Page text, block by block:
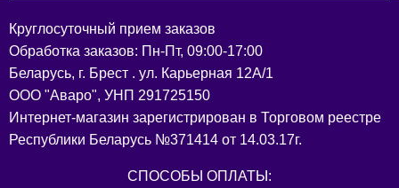
Круглосуточный прием заказов
Обработка заказов: Пн-Пт, 09:00-17:00
Беларусь, г. Брест . ул. Карьерная 12А/1
ООО "Аваро", УНП 291725150
Интернет-магазин зарегистрирован в Торговом реестре
Республики Беларусь №371414 от 14.03.17г.
СПОСОБЫ ОПЛАТЫ: